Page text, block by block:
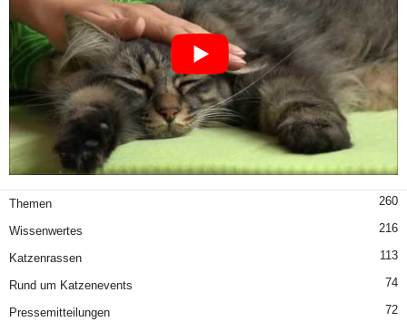
Themen 260
Wissenwertes 216
Katzenrassen 113
Rund um Katzenevents 74
Pressemitteilungen 72